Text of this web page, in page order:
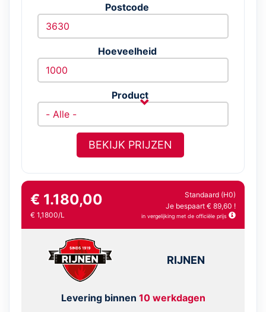
Postcode
Hoeveelheid
Product
BEKIJK PRIJZEN
€ 1.180,00
€ 1,1800/L
Standaard (H0)
Je bespaart € 89,60 !
in vergelijking met de officiële prijs
RIJNEN
Levering binnen 10 werkdagen